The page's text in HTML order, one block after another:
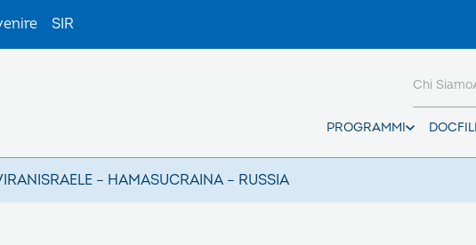
SIR
PROGRAMMI
Chi Siamo
IRANISRAELE – HAMASUCRAINA – RUSSIA